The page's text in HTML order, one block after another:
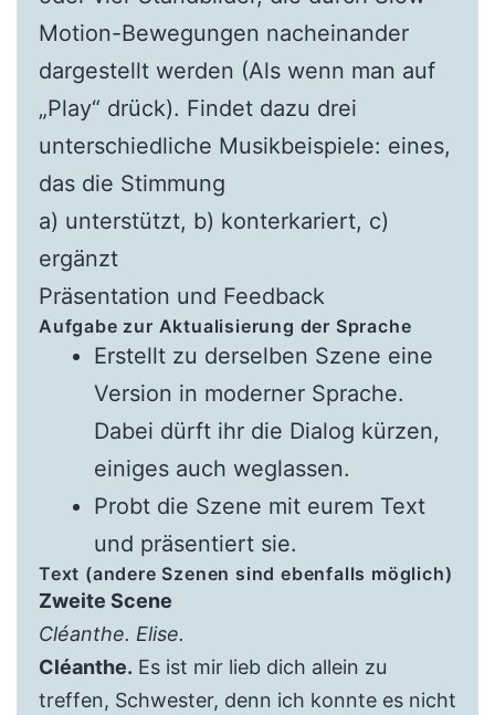
Motion-Bewegungen nacheinander
dargestellt werden (Als wenn man auf
„Play“ drück). Findet dazu drei
unterschiedliche Musikbeispiele: eines,
das die Stimmung
a) unterstützt, b) konterkariert, c)
ergänzt
Präsentation und Feedback
Aufgabe zur Aktualisierung der Sprache
Erstellt zu derselben Szene eine
Version in moderner Sprache.
Dabei dürft ihr die Dialog kürzen,
einiges auch weglassen.
Probt die Szene mit eurem Text
und präsentiert sie.
Text (andere Szenen sind ebenfalls möglich)
Zweite Scene
Cléanthe. Elise.
Cléanthe. Es ist mir lieb dich allein zu
treffen, Schwester, denn ich konnte es nicht